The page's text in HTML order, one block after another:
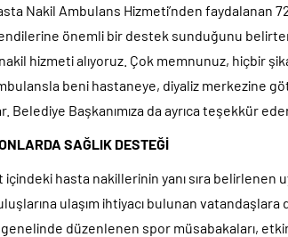
Nakil Ambulans Hizmeti’nden faydalanan
önemli bir destek sunduğunu
hizmeti alıyoruz. Çok memnunuz, hiçbir
beni hastaneye, diyaliz merkezine
Başkanımıza da ayrıca teşekkür
SAĞLIK DESTEĞİ
hasta nakillerinin yanı sıra belirlenen
ulaşım ihtiyacı bulunan vatandaşlara
düzenlenen spor müsabakaları,